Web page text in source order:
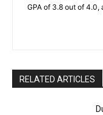
GPA of 3.8 out of
RELATED ARTICLES